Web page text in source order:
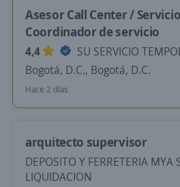
Asesor Call Center /
Coordinador de servicio
4,4
SU SERVICIO
Bogotá, D.C., Bogotá, D.C.
Hace 2 días
arquitecto supervisor
DEPOSITO Y FERRETERIA MYA
LIQUIDACION